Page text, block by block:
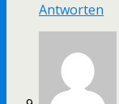
Antworten